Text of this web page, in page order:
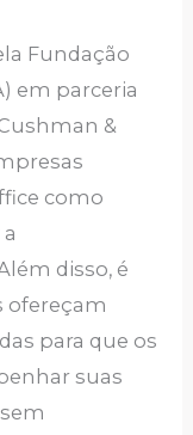
Fundação
em parceria
&
como
disso, é
ofereçam
para que os
suas